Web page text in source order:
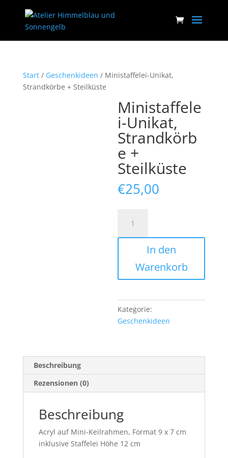
Start/ Geschenkideen / Ministaffelei-Unikat,
Strandkörbe + Steilküste
Ministaffele
i-Unikat,
Strandkörb
e +
Steilküste
€25,00
Unikat,
Strandkörbe
Steilküste
Menge
In den
Warenkorb
Kategorie:
Geschenkideen
Beschreibung
Rezensionen (0)
Beschreibung
Acryl auf Mini-Keilrahmen, Format 9 x 7 cm
inklusive Staffelei Höhe 12 cm